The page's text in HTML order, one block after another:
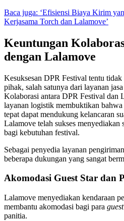
Baca juga: ‘Efisiensi Biaya Kirim
Kerjasama Torch dan Lalamove’
Keuntungan
dengan Lalamove
Kesuksesan DPR Festival tentu
pihak, salah satunya dari layanan
Kolaborasi antara DPR Festival dan
layanan logistik membuktikan
tepat dapat mendukung kelancaran
Lalamove telah sukses
bagi kebutuhan festival.
Sebagai penyedia layanan
beberapa dukungan yang sangat
Akomodasi Guest Star dan
Lalamove menyediakan kendaraan
membantu akomodasi bagi para
panitia.